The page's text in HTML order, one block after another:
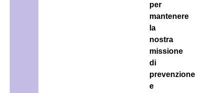
per
mantenere
la
nostra
missione
di
prevenzione
e